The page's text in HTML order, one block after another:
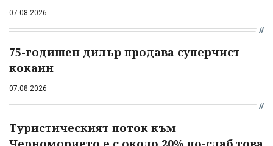
07.08.2026
75-годишен дилър продава суперчист
кокаин
07.08.2026
Туристическият поток към